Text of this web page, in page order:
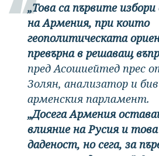
„Това са първите
на Армения, при които
геополитическата
превърна в решаващ
пред Асошиейтед прес
Золян, анализатор и
арменския парламент.
„Досега Армения
влияние на Русия и
даденост, но сега, за